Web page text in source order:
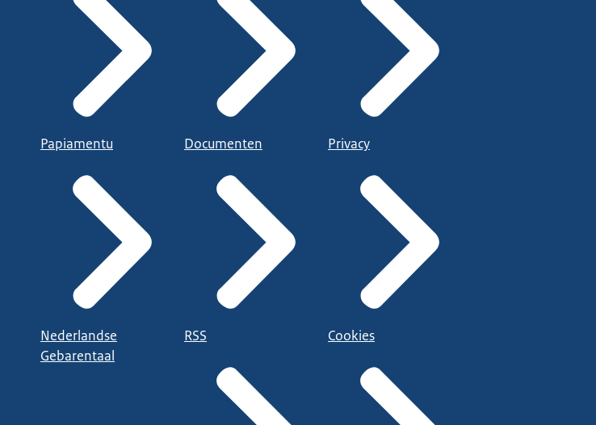
Papiamentu
Nederlandse
Gebarentaal
Documenten
RSS
Privacy
Cookies